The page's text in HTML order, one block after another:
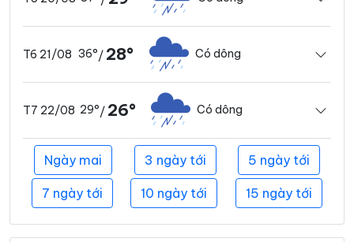
T6 21/08 36°/ 28° Có dông
T7 22/08 29°/ 26° Có dông
Ngày mai 3 ngày tới 5 ngày tới
7 ngày tới 10 ngày tới 15 ngày tới